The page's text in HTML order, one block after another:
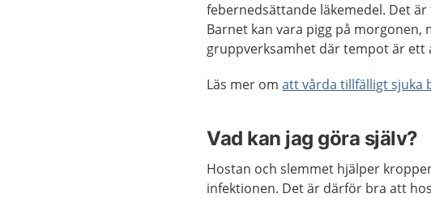
febernedsättande läkemedel. Det
Barnet kan vara pigg på morgonen,
gruppverksamhet där tempot är ett
Läs mer omatt vårda tillfälligt sjuka
Vad kan jag göra själv?
Hostan och slemmet hjälper
infektionen. Det är därför bra att